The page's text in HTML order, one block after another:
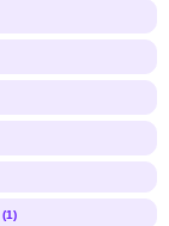
(1)